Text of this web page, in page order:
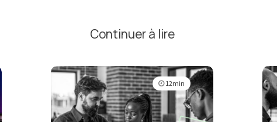
Continuer à lire
12min